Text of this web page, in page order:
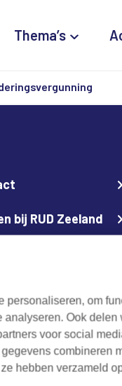
personaliseren, om
analyseren. Ook delen
voor social
combineren
hebben verzameld
Thema’s
bij RUD Zeeland